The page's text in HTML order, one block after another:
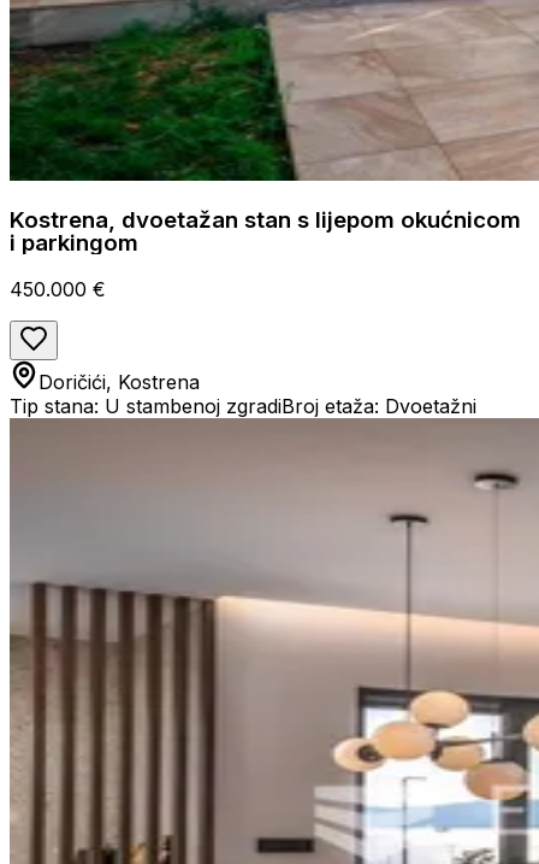
Kostrena, dvoetažan stan s lijepom okućnicom
i parkingom
450.000 €
Doričići, Kostrena
Tip stana: U stambenoj zgradiBroj etaža: Dvoetažni